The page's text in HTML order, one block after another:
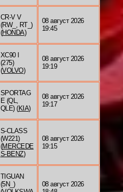
CR-V V
(RW_, RT_)
(HONDA)
08 август 2026
19:45
XC90 I
(275)
(VOLVO)
08 август 2026
19:19
SPORTAG
E (QL,
QLE) (KIA)
08 август 2026
19:17
S-CLASS
(W221)
(MERCEDE
S-BENZ)
08 август 2026
19:15
TIGUAN
(5N_)
08 август 2026